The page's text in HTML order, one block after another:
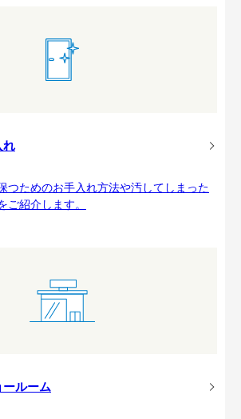
れ
つためのお手入れ方法や汚してしまった
ご紹介します。
ルーム